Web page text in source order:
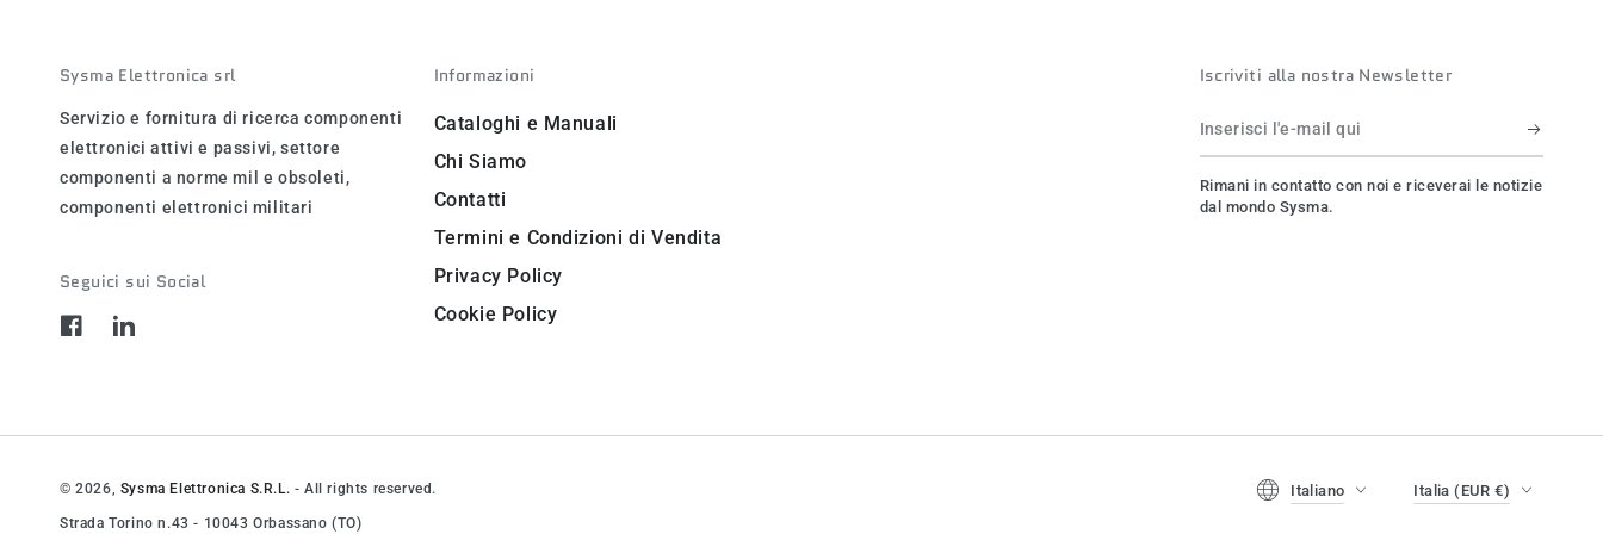
Sysma Elettronica srl
Servizio e fornitura di ricerca componenti
elettronici attivi e passivi, settore
componenti a norme mil e obsoleti,
componenti elettronici militari
Seguici sui Social
FacebookLinkedIn
Informazioni
Cataloghi e Manuali
Chi Siamo
Contatti
Termini e Condizioni di Vendita
Privacy Policy
Cookie Policy
Iscriviti alla nostra Newsletter
Inserisci
l'e-
mail
Rimani in contatto con noi e riceverai le notizie
dal mondo Sysma.
© 2026, Sysma Elettronica S.R.L. - All rights reserved.
Strada Torino n.43 - 10043 Orbassano (TO)
Lingua
Italiano Italia (EUR €)